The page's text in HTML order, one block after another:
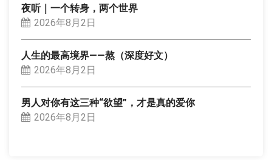
夜听｜一个转身，两个世界
2026年8月2日
人生的最高境界——熬（深度好文）
2026年8月2日
男人对你有这三种“欲望”，才是真的爱你
2026年8月2日